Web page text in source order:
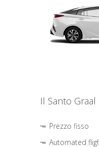
Il Santo
Prezzo fisso
Automated